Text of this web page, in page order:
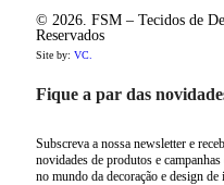
© 2026. FSM – Tecidos de
Reservados
Site by: VC.
Fique a par das
Subscreva a nossa newsletter e
novidades de produtos e
no mundo da decoração e design de